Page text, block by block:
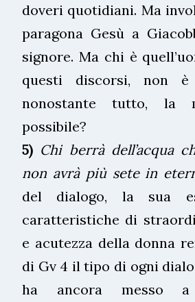
doveri quotidiani. Ma
paragona Gesù a
signore. Ma chi è
questi discorsi, non è
nonostante tutto, la
possibile?
5) Chi berrà dell’acqua
non avrà più sete in
del dialogo, la sua
caratteristiche di
e acutezza della donna
di Gv 4 il tipo di ogni
ha ancora messo